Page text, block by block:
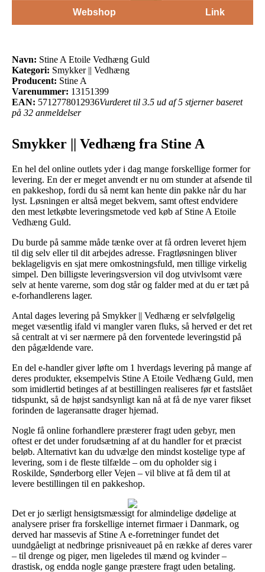
Webshop
Link
Navn: Stine A Etoile Vedhæng Guld
Kategori: Smykker || Vedhæng
Producent: Stine A
Varenummer: 13151399
EAN: 5712778012936Vurderet til 3.5 ud af 5 stjerner baseret
på 32 anmeldelser
Smykker || Vedhæng fra Stine A
En hel del online outlets yder i dag mange forskellige former for
levering. En der er meget anvendt er nu om stunder at afsende til
en pakkeshop, fordi du så nemt kan hente din pakke når du har
lyst. Løsningen er altså meget bekvem, samt oftest endvidere
den mest letkøbte leveringsmetode ved køb af Stine A Etoile
Vedhæng Guld.
Du burde på samme måde tænke over at få ordren leveret hjem
til dig selv eller til dit arbejdes adresse. Fragtløsningen bliver
beklageligvis en sjat mere omkostningsfuld, men tillige virkelig
simpel. Den billigste leveringsversion vil dog utvivlsomt være
selv at hente varerne, som dog står og falder med at du er tæt på
e-forhandlerens lager.
Antal dages levering på Smykker || Vedhæng er selvfølgelig
meget væsentlig ifald vi mangler varen fluks, så herved er det ret
så centralt at vi ser nærmere på den forventede leveringstid på
den pågældende vare.
En del e-handler giver løfte om 1 hverdags levering på mange af
deres produkter, eksempelvis Stine A Etoile Vedhæng Guld, men
som imidlertid betinges af at bestillingen realiseres før et fastslået
tidspunkt, så de højst sandsynligt kan nå at få de nye varer fikset
forinden de lageransatte drager hjemad.
Nogle få online forhandlere præsterer fragt uden gebyr, men
oftest er det under forudsætning af at du handler for et præcist
beløb. Alternativt kan du udvælge den mindst kostelige type af
levering, som i de fleste tilfælde – om du opholder sig i
Roskilde, Sønderborg eller Vejen – vil blive at få dem til at
levere bestillingen til en pakkeshop.
Det er jo særligt hensigtsmæssigt for almindelige dødelige at
analysere priser fra forskellige internet firmaer i Danmark, og
derved har massevis af Stine A e-forretninger fundet det
uundgåeligt at nedbringe prisniveauet på en række af deres varer
– til drenge og piger, men ligeledes til mænd og kvinder –
drastisk, og endda nogle gange præstere fragt uden betaling.